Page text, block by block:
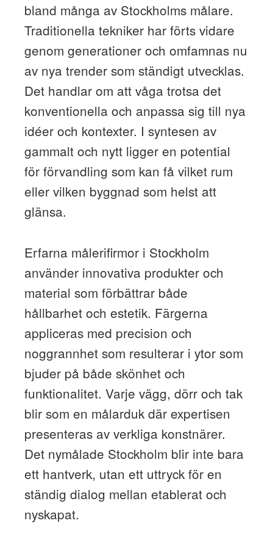
bland många av Stockholms målare.
Traditionella tekniker har förts vidare
genom generationer och omfamnas nu
av nya trender som ständigt utvecklas.
Det handlar om att våga trotsa det
konventionella och anpassa sig till nya
idéer och kontexter. I syntesen av
gammalt och nytt ligger en potential
för förvandling som kan få vilket rum
eller vilken byggnad som helst att
glänsa.
Erfarna målerifirmor i Stockholm
använder innovativa produkter och
material som förbättrar både
hållbarhet och estetik. Färgerna
appliceras med precision och
noggrannhet som resulterar i ytor som
bjuder på både skönhet och
funktionalitet. Varje vägg, dörr och tak
blir som en målarduk där expertisen
presenteras av verkliga konstnärer.
Det nymålade Stockholm blir inte bara
ett hantverk, utan ett uttryck för en
ständig dialog mellan etablerat och
nyskapat.